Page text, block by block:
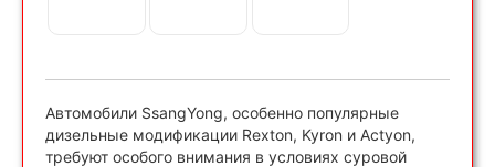
Автомобили SsangYong, особенно популярные
дизельные модификации Rexton, Kyron и Actyon,
требуют особого внимания в условиях суровой